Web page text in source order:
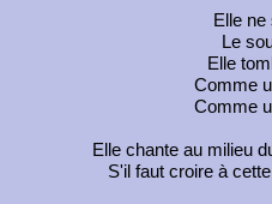
Elle
Le
Elle
Comme
Comme
Elle chante au milieu
S'il faut croire à